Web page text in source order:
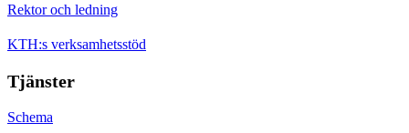
Rektor och ledning
KTH:s verksamhetsstöd
Tjänster
Schema